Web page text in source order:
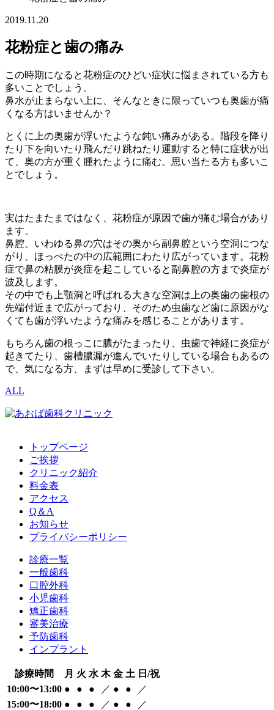
2019.11.20
花粉症と歯の痛み
この時期になると花粉症のひどい症状に悩まされている方も
多いことでしょう。
鼻水が止まらない上に、そんなときに限っていつも奥歯が痛
くなる方はいませんか？
とくに上の奥歯が浮いたような鈍い痛みがある。階段を降り
たり下を向いたり飛んだり跳ねたり運動すると特に症状が出
て、奥の方が重く腫れたように痛む。思い当たる方も多いこ
とでしょう。
実はたまたまではなく、花粉症が原因で歯が痛む場合があり
ます。
鼻腔、いわゆる鼻の穴はその奥から副鼻腔という空洞につな
がり、ほっぺたの中の広範囲にわたり広がっています。花粉
症で鼻の粘膜が炎症を起こしていると副鼻腔の方まで炎症が
波及します。
その中でも上顎洞と呼ばれる大きな空洞は上の奥歯の歯根の
先端付近まで広がっており、そのため虫歯など歯に原因がな
くても歯が浮いたような痛みを感じることがあります。
もちろん歯の根っこに膿がたまったり、虫歯で神経に炎症が
起きてたり、歯槽膿漏が進んでいたりしている場合もあるの
で、気になる方、まずは早めに受診して下さい。
ALL
トップページ
ご挨拶
クリニック紹介
料金表
アクセス
Q＆A
お知らせ
プライバシーポリシー
診療一覧
一般歯科
口腔外科
小児歯科
矯正歯科
審美治療
予防歯科
インプラント
診療時間 月 火 水 木 金 土 日/祝
10:00〜13:00 ● ● ● ／ ● ●
／
15:00〜18:00 ● ● ● ／ ● ● ／